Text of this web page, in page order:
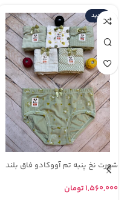
جدید
شورت نخ پنبه تم آووکادو فاق بلند
مارک لادن ( جین 12 تایی )
۱,۵۶۰,۰۰۰تومان